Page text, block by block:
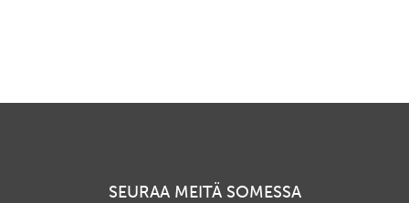
SEURAA MEITÄ SOMESSA